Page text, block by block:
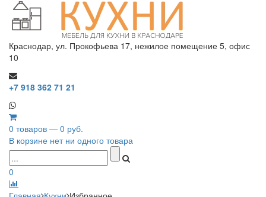
Краснодар, ул. Прокофьева 17, нежилое помещение 5, офис
10
+7 918 362 71 21
0 товаров — 0 руб.
В корзине нет ни одного товара
0